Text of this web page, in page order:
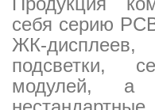
себя серию
ЖК-
подсветки,
модулей, а